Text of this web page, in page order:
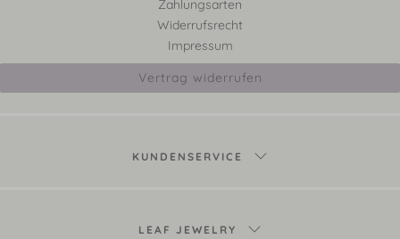
Zahlungsarten
Widerrufsrecht
Impressum
Vertrag widerrufen
KUNDENSERVICE
LEAF JEWELRY